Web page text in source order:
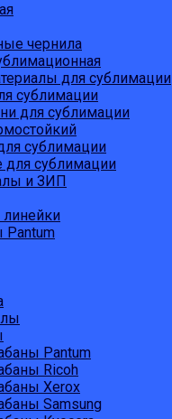
чернила
для сублимации
сублимации
для сублимации
сублимации
для сублимации
и ЗИП
Pantum
Pantum
Ricoh
Xerox
Samsung